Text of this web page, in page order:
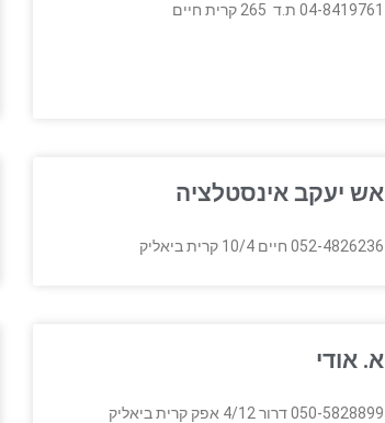
04-8419761 ת.ד 265 קרית חיים
אש יעקב אינסטלציה
052-4826236 חיים 10/4 קרית ביאליק
א. אודי
050-5828899 דרור 4/12 אפק קרית ביאליק